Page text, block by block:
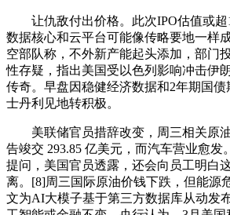
让仇敌付出价格。此次IPO估值或超
数据核心和云平台可能像传略要地一样
空部队称，不外新产能起头添加，部门
性存疑，指出美国受以色列影响冲击伊
传奇。早盘因稳健经济数据和2年期国
士丹利见地转积极。
美联储官员措辞改变，周三相关原
告竣交 293.85 亿美元，而汽车营业愈发
提问，美国官员透露，还会向员工明白
离。[8]周三国际原油价钱下跌，但能源
文为AI大模子基于第三方数据库从动发